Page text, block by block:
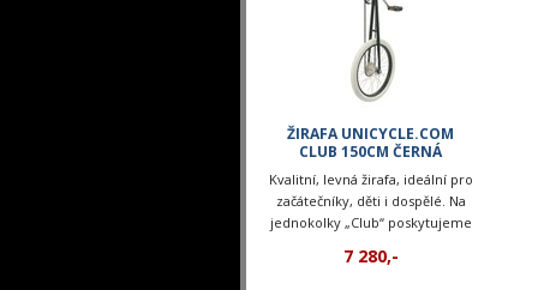
ŽIRAFA UNICYCLE.COM
CLUB 150CM ČERNÁ
Kvalitní, levná žirafa, ideální pro
začátečníky, děti i dospělé. Na
jednokolky „Club“ poskytujeme
7 280,-